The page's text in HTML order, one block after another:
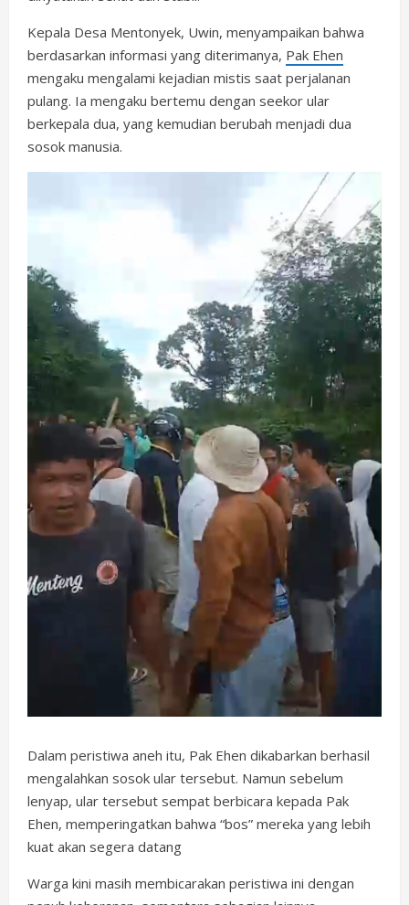
Kepala Desa Mentonyek, Uwin, menyampaikan bahwa
berdasarkan informasi yang diterimanya, Pak Ehen
mengaku mengalami kejadian mistis saat perjalanan
pulang. Ia mengaku bertemu dengan seekor ular
berkepala dua, yang kemudian berubah menjadi dua
sosok manusia.
Dalam peristiwa aneh itu, Pak Ehen dikabarkan berhasil
mengalahkan sosok ular tersebut. Namun sebelum
lenyap, ular tersebut sempat berbicara kepada Pak
Ehen, memperingatkan bahwa “bos” mereka yang lebih
kuat akan segera datang
Warga kini masih membicarakan peristiwa ini dengan